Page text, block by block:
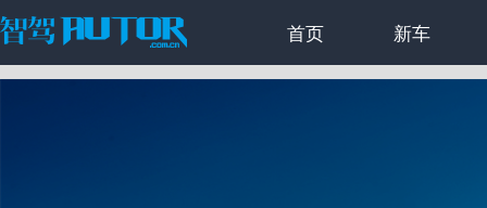
首页 新车